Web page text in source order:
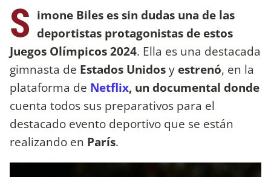
S imone Biles es sin dudas una de las
deportistas protagonistas de estos
Juegos Olímpicos 2024. Ella es una destacada
gimnasta de Estados Unidosy estrenó, en la
plataforma de Netflix, un documental donde
cuenta todos sus preparativos para el
destacado evento deportivo que se están
realizando en París.